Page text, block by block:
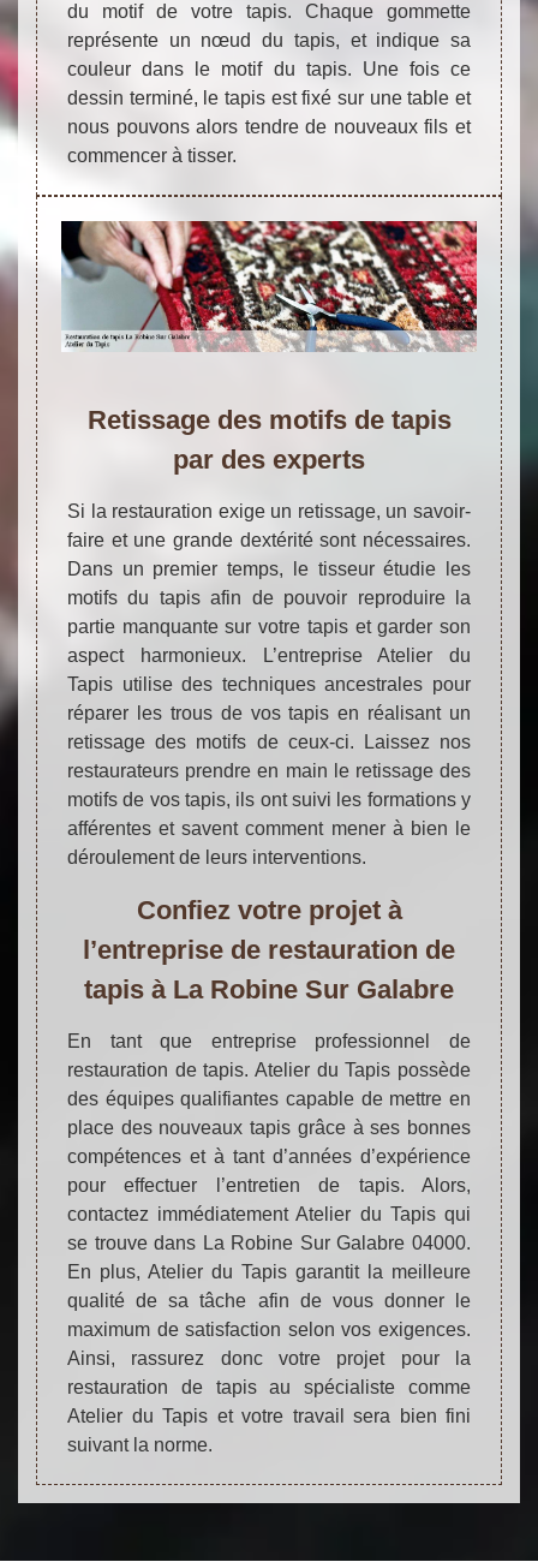
du motif de votre tapis. Chaque gommette
représente un nœud du tapis, et indique sa
couleur dans le motif du tapis. Une fois ce
dessin terminé, le tapis est fixé sur une table et
nous pouvons alors tendre de nouveaux fils et
commencer à tisser.
Retissage des motifs de tapis
par des experts
Si la restauration exige un retissage, un savoir-
faire et une grande dextérité sont nécessaires.
Dans un premier temps, le tisseur étudie les
motifs du tapis afin de pouvoir reproduire la
partie manquante sur votre tapis et garder son
aspect harmonieux. L’entreprise Atelier du
Tapis utilise des techniques ancestrales pour
réparer les trous de vos tapis en réalisant un
retissage des motifs de ceux-ci. Laissez nos
restaurateurs prendre en main le retissage des
motifs de vos tapis, ils ont suivi les formations y
afférentes et savent comment mener à bien le
déroulement de leurs interventions.
Confiez votre projet à
l’entreprise de restauration de
tapis à La Robine Sur Galabre
En tant que entreprise professionnel de
restauration de tapis. Atelier du Tapis possède
des équipes qualifiantes capable de mettre en
place des nouveaux tapis grâce à ses bonnes
compétences et à tant d’années d’expérience
pour effectuer l’entretien de tapis. Alors,
contactez immédiatement Atelier du Tapis qui
se trouve dans La Robine Sur Galabre 04000.
En plus, Atelier du Tapis garantit la meilleure
qualité de sa tâche afin de vous donner le
maximum de satisfaction selon vos exigences.
Ainsi, rassurez donc votre projet pour la
restauration de tapis au spécialiste comme
Atelier du Tapis et votre travail sera bien fini
suivant la norme.